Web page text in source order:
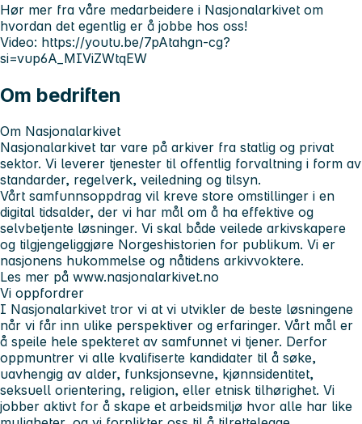
Hør mer fra våre medarbeidere i Nasjonalarkivet om
hvordan det egentlig er å jobbe hos oss!
Video: https://youtu.be/7pAtahgn-cg?
si=vup6A_MIViZWtqEW
Om bedriften
Om Nasjonalarkivet
Nasjonalarkivet tar vare på arkiver fra statlig og privat
sektor. Vi leverer tjenester til offentlig forvaltning i form av
standarder, regelverk, veiledning og tilsyn.
Vårt samfunnsoppdrag vil kreve store omstillinger i en
digital tidsalder, der vi har mål om å ha effektive og
selvbetjente løsninger. Vi skal både veilede arkivskapere
og tilgjengeliggjøre Norgeshistorien for publikum. Vi er
nasjonens hukommelse og nåtidens arkivvoktere.
Les mer på www.nasjonalarkivet.no
Vi oppfordrer
I Nasjonalarkivet tror vi at vi utvikler de beste løsningene
når vi får inn ulike perspektiver og erfaringer. Vårt mål er
å speile hele spekteret av samfunnet vi tjener. Derfor
oppmuntrer vi alle kvalifiserte kandidater til å søke,
uavhengig av alder, funksjonsevne, kjønnsidentitet,
seksuell orientering, religion, eller etnisk tilhørighet. Vi
jobber aktivt for å skape et arbeidsmiljø hvor alle har like